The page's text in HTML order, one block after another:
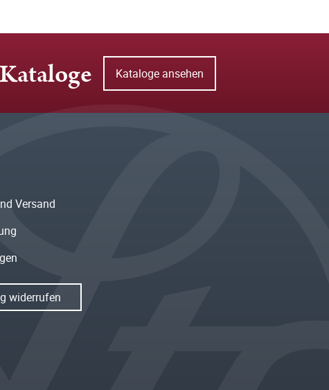
Kataloge Kataloge ansehen
Versand
widerrufen